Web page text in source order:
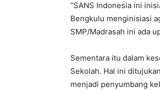
“SANS Indonesia ini
Bengkulu menginisiasi
SMP/Madrasah ini ada
Sementara itu dalam
Sekolah. Hal ini
menjadi penyumbang